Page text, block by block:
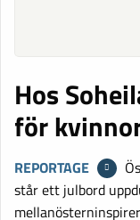
Hos
för
REPORTAGE
står ett julbord